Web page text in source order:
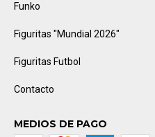
Funko
Figuritas "Mundial 2026"
Figuritas Futbol
Contacto
MEDIOS DE PAGO